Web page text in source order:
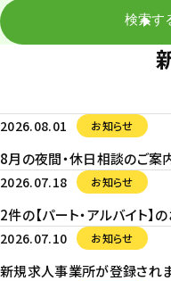
2026.08.01 お知らせ
8月の夜間・休日相談のご案
2026.07.18 お知らせ
2件の【パート・アルバイト】
2026.07.10 お知らせ
新規求人事業所が登録されま